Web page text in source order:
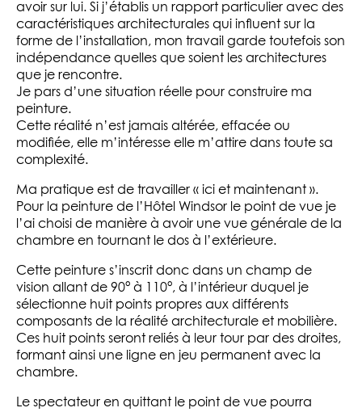
avoir sur lui. Si j’établis un rapport particulier avec des
caractéristiques architecturales qui influent sur la
forme de l’installation, mon travail garde toutefois son
indépendance quelles que soient les architectures
que je rencontre.
Je pars d’une situation réelle pour construire ma
peinture.
Cette réalité n’est jamais altérée, effacée ou
modifiée, elle m’intéresse elle m’attire dans toute sa
complexité.
Ma pratique est de travailler « ici et maintenant ».
Pour la peinture de l’Hôtel Windsor le point de vue je
l’ai choisi de manière à avoir une vue générale de la
chambre en tournant le dos à l’extérieure.
Cette peinture s’inscrit donc dans un champ de
vision allant de 90° à 110°, à l’intérieur duquel je
sélectionne huit points propres aux différents
composants de la réalité architecturale et mobilière.
Ces huit points seront reliés à leur tour par des droites,
formant ainsi une ligne en jeu permanent avec la
chambre.
Le spectateur en quittant le point de vue pourra